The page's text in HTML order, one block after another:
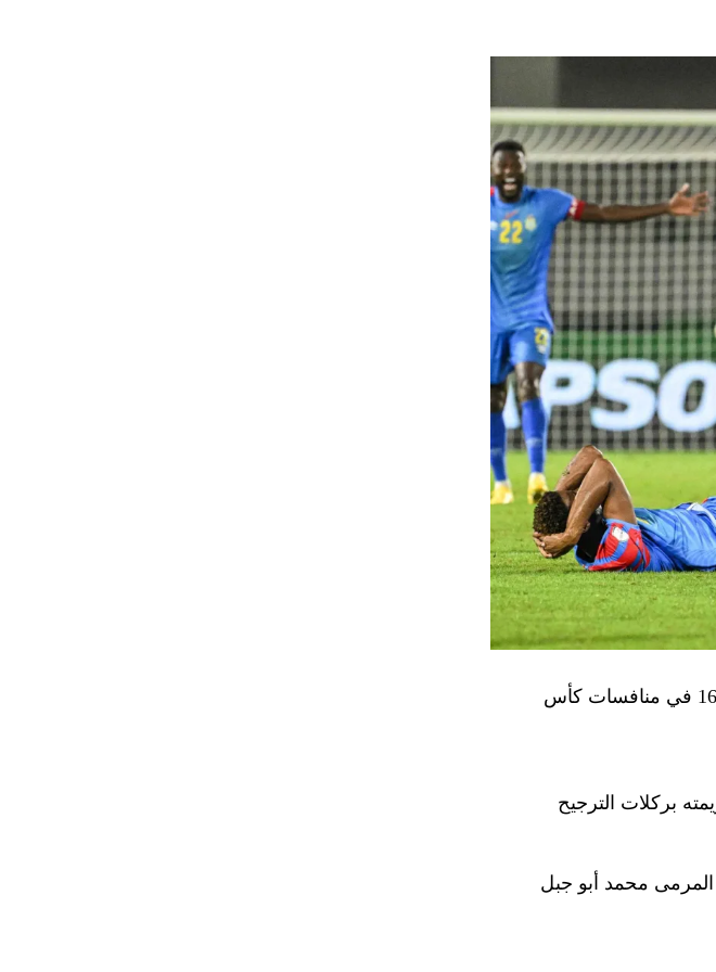
أصدر الاتحاد المصري لكرة القدم، الأربعاء، بيانا عقب إقصاء المنتخب من دور الـ16 في منافسات كأس
بركلات الترجيح
آخرها حارس المرمى محمد أبو جبل